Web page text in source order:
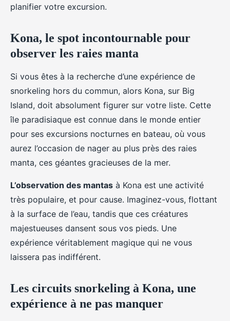
planifier votre excursion.
Kona, le spot incontournable pour
observer les raies manta
Si vous êtes à la recherche d’une expérience de
snorkeling hors du commun, alors Kona, sur Big
Island, doit absolument figurer sur votre liste. Cette
île paradisiaque est connue dans le monde entier
pour ses excursions nocturnes en bateau, où vous
aurez l’occasion de nager au plus près des raies
manta, ces géantes gracieuses de la mer.
L’observation des mantas à Kona est une activité
très populaire, et pour cause. Imaginez-vous, flottant
à la surface de l’eau, tandis que ces créatures
majestueuses dansent sous vos pieds. Une
expérience véritablement magique qui ne vous
laissera pas indifférent.
Les circuits snorkeling à Kona, une
expérience à ne pas manquer